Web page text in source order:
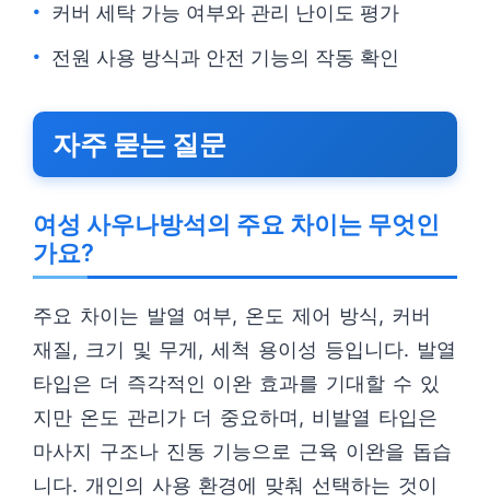
커버 세탁 가능 여부와 관리 난이도 평가
전원 사용 방식과 안전 기능의 작동 확인
자주 묻는 질문
여성 사우나방석의 주요 차이는 무엇인
가요?
주요 차이는 발열 여부, 온도 제어 방식, 커버
재질, 크기 및 무게, 세척 용이성 등입니다. 발열
타입은 더 즉각적인 이완 효과를 기대할 수 있
지만 온도 관리가 더 중요하며, 비발열 타입은
마사지 구조나 진동 기능으로 근육 이완을 돕습
니다. 개인의 사용 환경에 맞춰 선택하는 것이